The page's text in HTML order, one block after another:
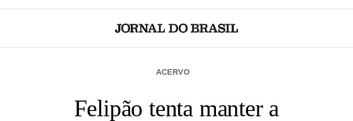
ACERVO
Felipão tenta manter a